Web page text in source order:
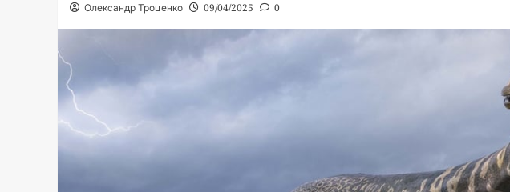
Олександр Троценко 09/04/2025 0